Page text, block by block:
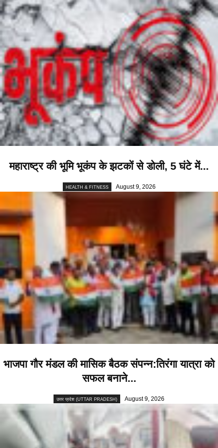
महाराष्ट्र की भूमि भूकंप के झटकों से डोली, 5 घंटे में...
HEALTH & FITNESS August 9, 2026
भाजपा गौर मंडल की मासिक बैठक संपन्न:तिरंगा यात्रा को
सफल बनाने...
उत्तर प्रदेश (UTTAR PRADESH) August 9, 2026